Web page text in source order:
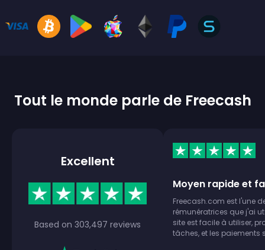
Tout le monde parle de Freecash
Excellent
Based on 303,497 reviews
Moyen rapide et
Freecash.com est l'une
rémunératrices que j'ai
site est facile à utiliser,
tâches, et les paiements